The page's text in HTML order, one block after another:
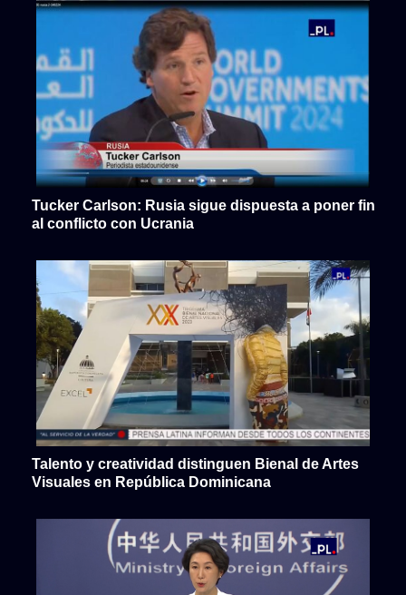
Tucker Carlson: Rusia sigue dispuesta a poner fin
al conflicto con Ucrania
Talento y creatividad distinguen Bienal de Artes
Visuales en República Dominicana